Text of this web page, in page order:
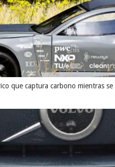
que captura carbono mientras se